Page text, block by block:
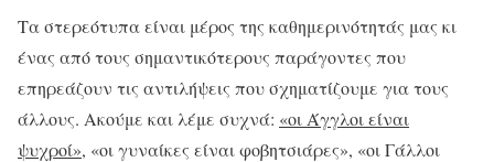
Τα στερεότυπα είναι μέρος της καθημερινότητάς μας κι
ένας από τους σημαντικότερους παράγοντες που
επηρεάζουν τις αντιλήψεις που σχηματίζουμε για τους
άλλους. Ακούμε και λέμε συχνά: «οι Άγγλοι είναι
ψυχροί», «οι γυναίκες είναι φοβητσιάρες», «οι Γάλλοι